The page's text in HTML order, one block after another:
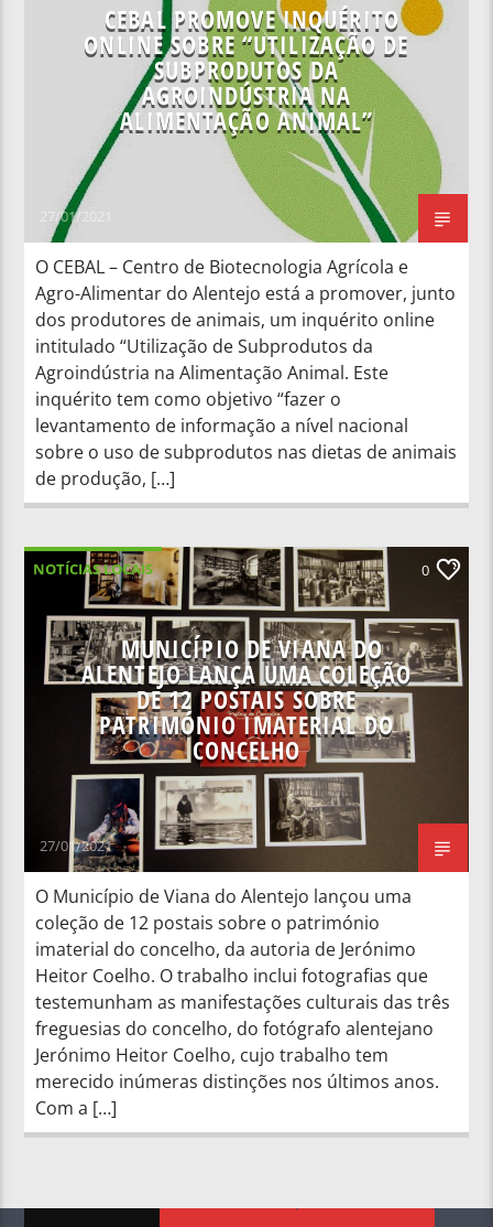
CEBAL PROMOVE INQUÉRITO
ONLINE SOBRE “UTILIZAÇÃO DE
SUBPRODUTOS DA
AGROINDÚSTRIA NA
ALIMENTAÇÃO ANIMAL”
27/01/2021
O CEBAL – Centro de Biotecnologia Agrícola e
Agro-Alimentar do Alentejo está a promover, junto
dos produtores de animais, um inquérito online
intitulado “Utilização de Subprodutos da
Agroindústria na Alimentação Animal. Este
inquérito tem como objetivo “fazer o
levantamento de informação a nível nacional
sobre o uso de subprodutos nas dietas de animais
de produção, […]
NOTÍCIAS LOCAIS 0
MUNICÍPIO DE VIANA DO
ALENTEJO LANÇA UMA COLEÇÃO
DE 12 POSTAIS SOBRE
PATRIMÓNIO IMATERIAL DO
CONCELHO
27/01/2021
O Município de Viana do Alentejo lançou uma
coleção de 12 postais sobre o património
imaterial do concelho, da autoria de Jerónimo
Heitor Coelho. O trabalho inclui fotografias que
testemunham as manifestações culturais das três
freguesias do concelho, do fotógrafo alentejano
Jerónimo Heitor Coelho, cujo trabalho tem
merecido inúmeras distinções nos últimos anos.
Com a […]